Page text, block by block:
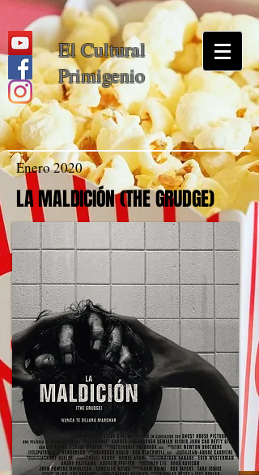
El Cultural
Primigenio
Enero 2020
LA MALDICIÓN (THE GRUDGE)